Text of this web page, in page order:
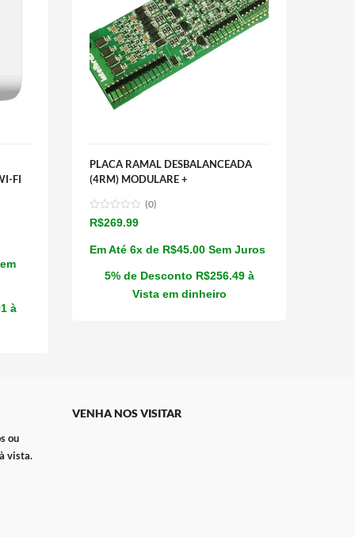
FI
à
PLACA RAMAL DESBALANCEADA
(4RM) MODULARE +
(0)
R$269.99
Em Até 6x de R$45.00 Sem Juros
5% de Desconto R$256.49 à
Vista em dinheiro
ou
vista.
VENHA NOS VISITAR